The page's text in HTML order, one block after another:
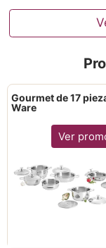
Gourmet de 17
Ware
Ver